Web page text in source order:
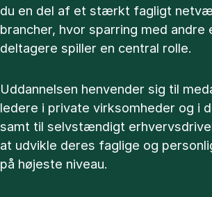
du en del af et stærkt fagligt
brancher, hvor sparring med andre
deltagere spiller en central rolle.
Uddannelsen henvender sig til
ledere i private virksomheder og i
samt til selvstændigt
at udvikle deres faglige og
på højeste niveau.